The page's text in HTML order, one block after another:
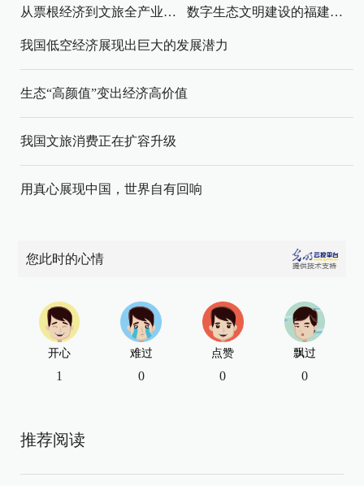
从票根经济到文旅全产业链升级 数字生态文明建设的福建路径与启示
我国低空经济展现出巨大的发展潜力
生态“高颜值”变出经济高价值
我国文旅消费正在扩容升级
用真心展现中国，世界自有回响
您此时的心情
开心
1
难过
0
点赞
0
飘过
0
推荐阅读